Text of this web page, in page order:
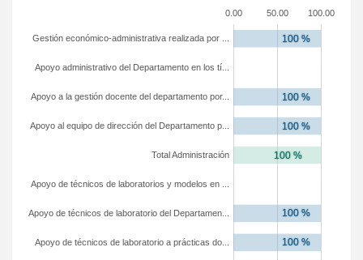
0.00 50.00 100.00
Apoyo de técnicos de laboratorio a prácticas do...
Apoyo de técnicos de laboratorio del Departamen...
Apoyo de técnicos de laboratorios y modelos en ...
Total Administración
Apoyo al equipo de dirección del Departamento p...
Apoyo a la gestión docente del departamento por...
Apoyo administrativo del Departamento en los tí...
Gestión económico-administrativa realizada por ...